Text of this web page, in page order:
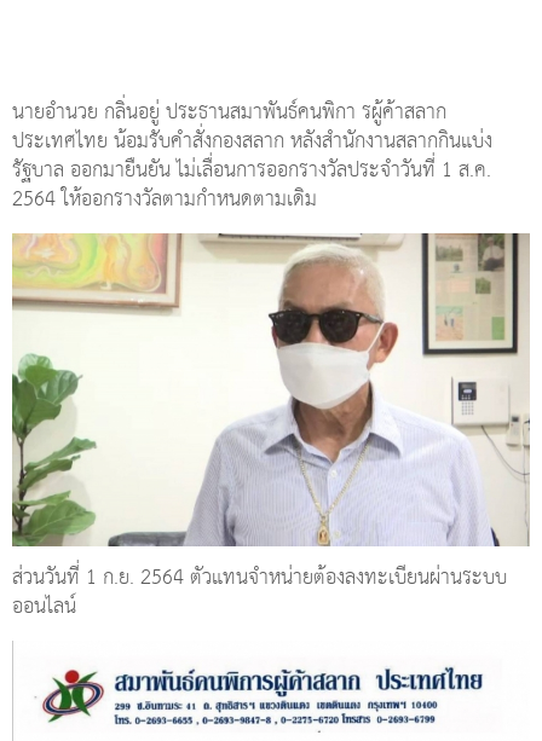
นายอำนวย กลิ่นอยู่ ประธานสมาพันธ์คนพิกา รผู้ค้าสลาก
ประเทศไทย น้อมรับคำสั่งกองสลาก หลังสำนักงานสลากกินแบ่ง
รัฐบาล ออกมายืนยัน ไม่เลื่อนการออกรางวัลประจำวันที่ 1 ส.ค.
2564 ให้ออกรางวัลตามกำหนดตามเดิม
ส่วนวันที่ 1 ก.ย. 2564 ตัวแทนจำหน่ายต้องลงทะเบียนผ่านระบบ
ออนไลน์